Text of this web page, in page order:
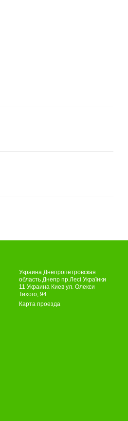
Украина Днепропетровская
область Днепр пр.Лесі Українки
11 Украина Киев ул. Олекси
Тихого, 94
Карта проезда